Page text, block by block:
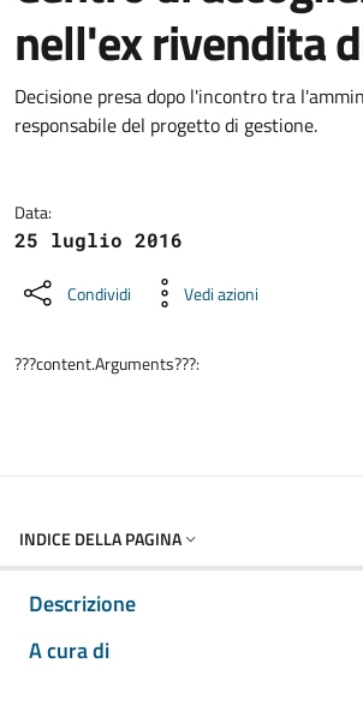
nell'ex rivendita
Dettagli della notizia
Decisione presa dopo l'incontro tra
responsabile del progetto di gestione.
Data:
25 luglio 2016
Condividi Vedi azioni
???content.Arguments???:
INDICE DELLA PAGINA
Descrizione
A cura di